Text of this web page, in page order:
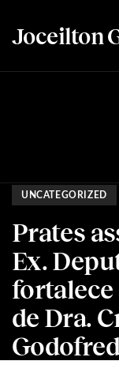
Joceilton
UNCATEGORIZED
Prates
Ex.
fortalece
de Dra.